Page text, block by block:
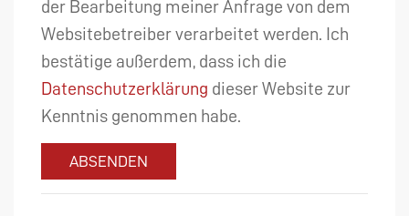
der Bearbeitung meiner Anfrage von dem
Websitebetreiber verarbeitet werden. Ich
bestätige außerdem, dass ich die
Datenschutzerklärung dieser Website zur
Kenntnis genommen habe.
ABSENDEN